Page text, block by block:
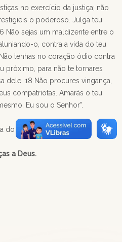
no exercício da justiça; não
o poderoso. Julga teu
Não sejas um maldizente entre o
o, contra a vida do teu
tenhas no coração ódio contra
próximo, para não te tornares
dele. 18 Não procures vingança,
compatriotas. Amarás o teu
Eu sou o Senhor".
do Senhor.
a Deus.